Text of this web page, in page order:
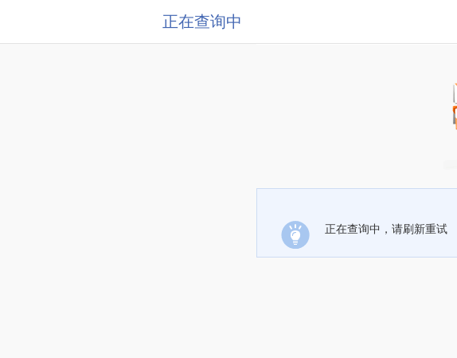
正在查询中
正在查询中，请刷新重试